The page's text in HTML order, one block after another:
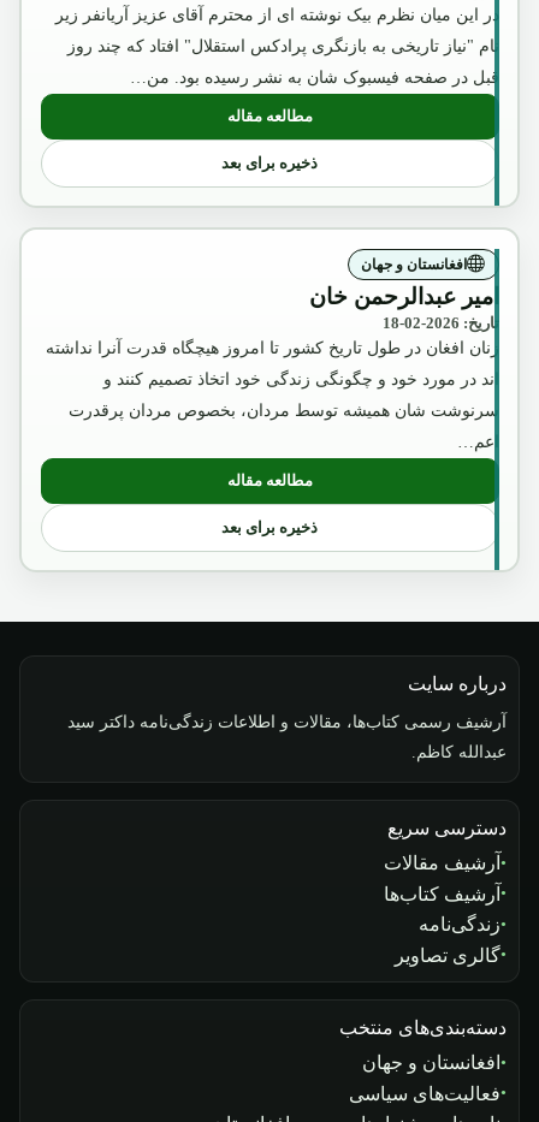
در این میان نظرم بیک نوشته ای از محترم آقای عزیز آریانفر زیر
نام "نیاز تاریخی به بازنگری پرادکس استقلال" افتاد که چند روز
قبل در صفحه فیسبوک شان به نشر رسیده بود. من…
مطالعه مقاله
: آگست2018
ذخیره برای بعد
افغانستان و جهان
امیر عبدالرحمن خان
تاریخ: 2026-02-18
زنان افغان در طول تاریخ کشور تا امروز هیچگاه قدرت آنرا نداشته
اند در مورد خود و چگونگی زندگی خود اتخاذ تصمیم کنند و
سرنوشت شان همیشه توسط مردان، بخصوص مردان پرقدرت
اعم…
مطالعه مقاله: امیر عبدالرحمن خان
ذخیره برای بعد
درباره سایت
آرشیف رسمی کتاب‌ها، مقالات و اطلاعات زندگی‌نامه داکتر سید
عبدالله کاظم.
دسترسی سریع
آرشیف مقالات
آرشیف کتاب‌ها
زندگی‌نامه
گالری تصاویر
دسته‌بندی‌های منتخب
افغانستان و جهان
فعالیت‌های سیاسی